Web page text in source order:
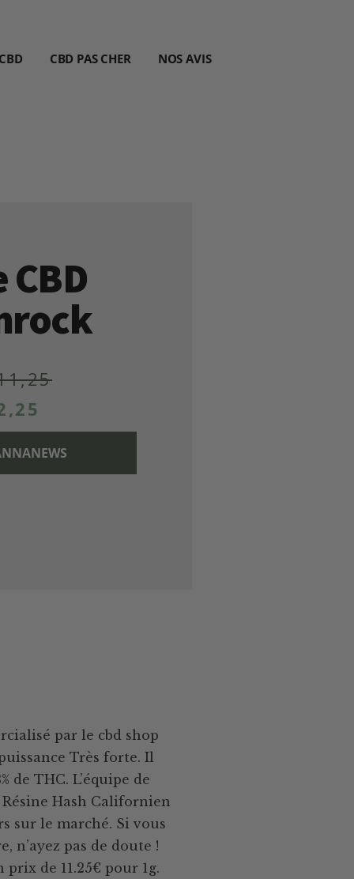
CBD PAS CHER NOS AVIS
CBD
par le cbd shop
Très forte. Il
de THC. L’équipe de
Hash Californien
sur le marché. Si vous
n’ayez pas de doute !
de 11.25€ pour 1g.